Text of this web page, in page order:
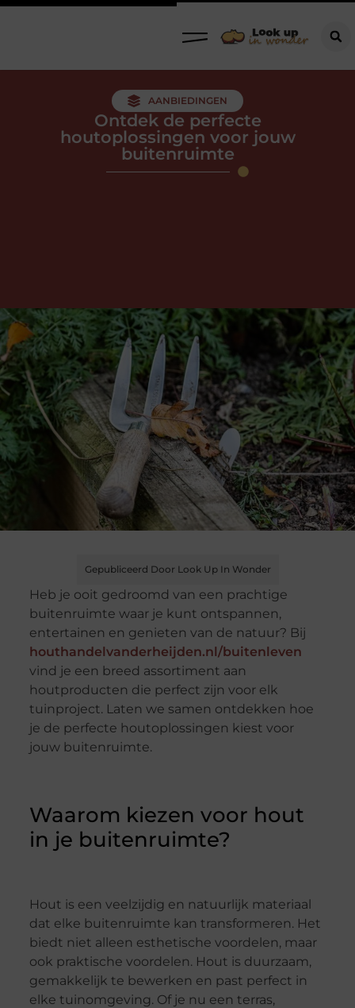
AANBIEDINGEN
Ontdek de perfecte
houtoplossingen voor jouw
buitenruimte
Gepubliceerd Door Look Up In Wonder
Heb je ooit gedroomd van een prachtige
buitenruimte waar je kunt ontspannen,
entertainen en genieten van de natuur? Bij
houthandelvanderheijden.nl/buitenleven
vind je een breed assortiment aan
houtproducten die perfect zijn voor elk
tuinproject. Laten we samen ontdekken hoe
je de perfecte houtoplossingen kiest voor
jouw buitenruimte.
Waarom kiezen voor hout
in je buitenruimte?
Hout is een veelzijdig en natuurlijk materiaal
dat elke buitenruimte kan transformeren. Het
biedt niet alleen esthetische voordelen, maar
ook praktische voordelen. Hout is duurzaam,
gemakkelijk te bewerken en past perfect in
elke tuinomgeving. Of je nu een terras,